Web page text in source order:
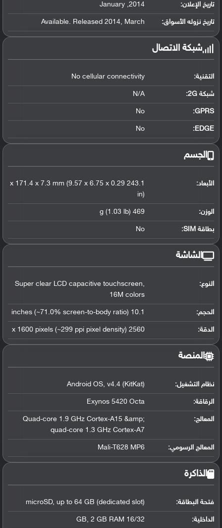
تاريخ الإعلان: 2014, January
تاريخ نزوله الأسواق: Available. Released 2014, March
شبكة الاتصال
التقنية: No cellular connectivity
شبكة 2G: N/A
GPRS:
No
EDGE:
No
الجسم
الأبعاد:
243.1 x 171.4 x 7.3 mm (9.57 x 6.75 x 0.29
in)
الوزن: 469 g (1.03 lb)
بطاقة SIM: No
الشاشة
النوع:
Super clear LCD capacitive touchscreen,
16M colors
الحجم: 10.1 inches (~71.0% screen-to-body ratio)
الدقة: 2560 x 1600 pixels (~299 ppi pixel density)
المنصة
نظام التشغيل:
Android OS, v4.4 (KitKat)
الرقاقة:
Exynos 5420 Octa
المعالج:
Quad-core 1.9 GHz Cortex-A15 &amp;
quad-core 1.3 GHz Cortex-A7
المعالج الرسومي:
Mali-T628 MP6
الذاكرة
فتحة البطاقة: microSD, up to 64 GB (dedicated slot)
الداخلية: 16/32 GB, 2 GB RAM